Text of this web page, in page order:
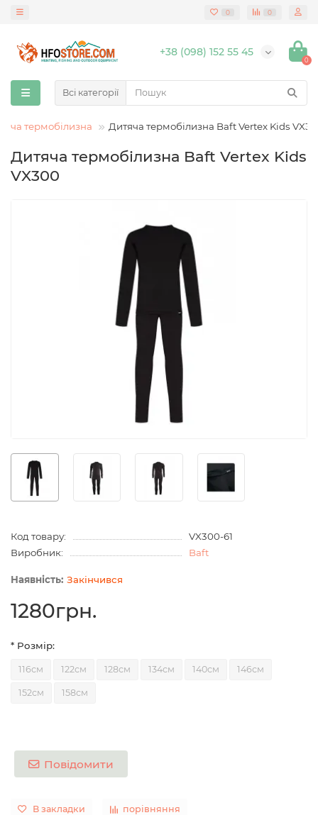
0 0
+38 (098) 152 55 45
0
Всі категорії
термобілизна Дитяча термобілизна Baft Vertex Kids
Дитяча термобілизна Baft Vertex Kids
VX300
Код товару:
VX300-61
Виробник:
Baft
Закінчився
1280грн.
* Розмір:
116см 122см 128см 134см 140см 146см
152см 158см
Повідомити
В закладки порівняння